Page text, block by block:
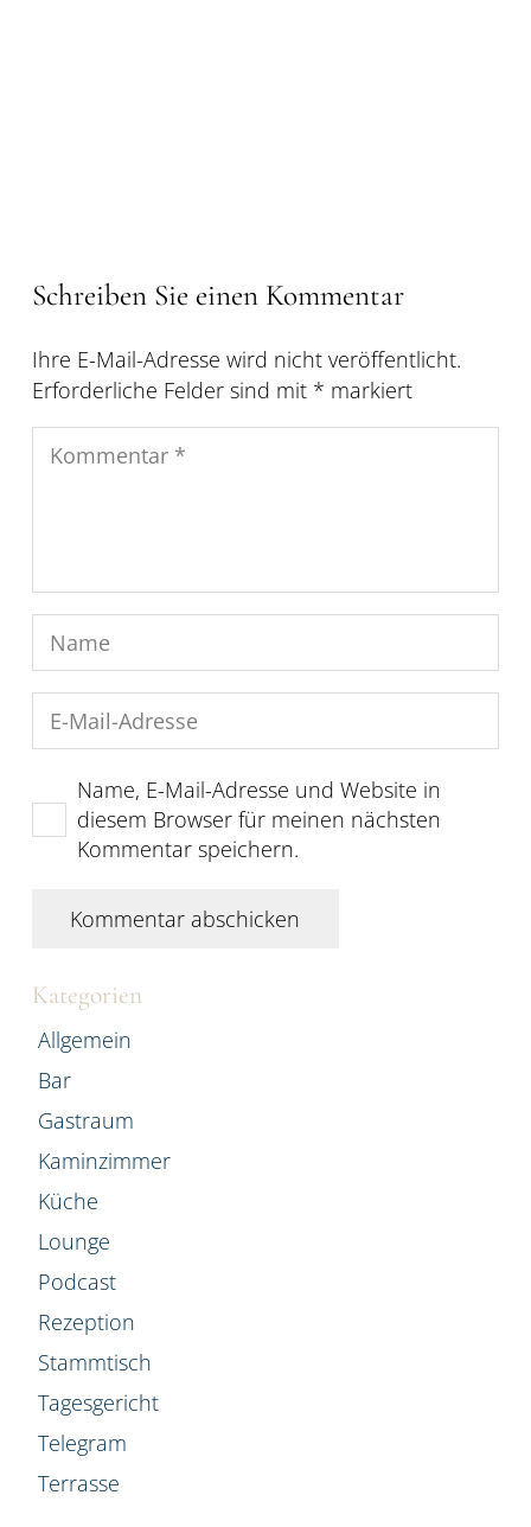
Schreiben Sie einen Kommentar
Ihre E-Mail-Adresse wird nicht veröffentlicht.
Erforderliche Felder sind mit * markiert
Name, E-Mail-Adresse und Website in
diesem Browser für meinen nächsten
Kommentar speichern.
Kommentar abschicken
Kategorien
Allgemein
Bar
Gastraum
Kaminzimmer
Küche
Lounge
Podcast
Rezeption
Stammtisch
Tagesgericht
Telegram
Terrasse